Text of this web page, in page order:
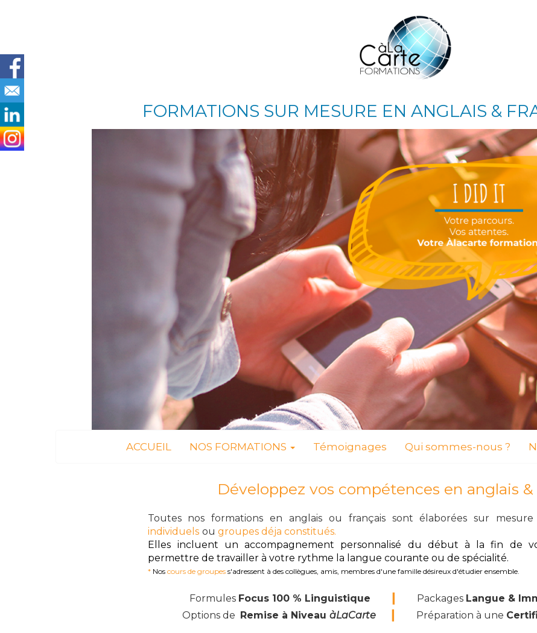
FORMATIONS SUR MESURE EN ANGLAIS &
ACCUEIL NOS FORMATIONS Témoignages Qui sommes-nous ?
Développez vos compétences en anglais &
Toutes nos formations en anglais ou français sont é laborées sur
individuels ou groupes déja constitués.
Elles
incluent un accompagnement personnalisé du début à la fin de
permettre de travailler à votre rythme la langue courante ou de spécialité.
* Noscours de groupes s'adressent à des collègues, amis, membres d'une famille désireux d'étudier ensemble.
Formules Focus 100 % Linguistique ❙ Packages Langue &
Options de Remise à Niveau àLaCarte Préparation à une Ce